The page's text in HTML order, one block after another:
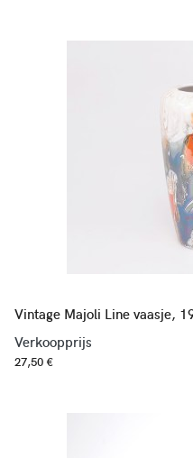
Vintage Majoli Line vaasje,
Verkoopprijs
27,50 €